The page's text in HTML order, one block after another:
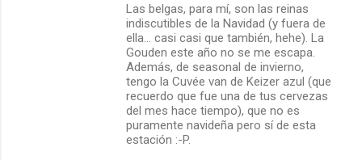
Las belgas, para mí, son las reinas
indiscutibles de la Navidad (y fuera de
ella... casi casi que también, hehe). La
Gouden este año no se me escapa.
Además, de seasonal de invierno,
tengo la Cuvée van de Keizer azul (que
recuerdo que fue una de tus cervezas
del mes hace tiempo), que no es
puramente navideña pero sí de esta
estación :-P.